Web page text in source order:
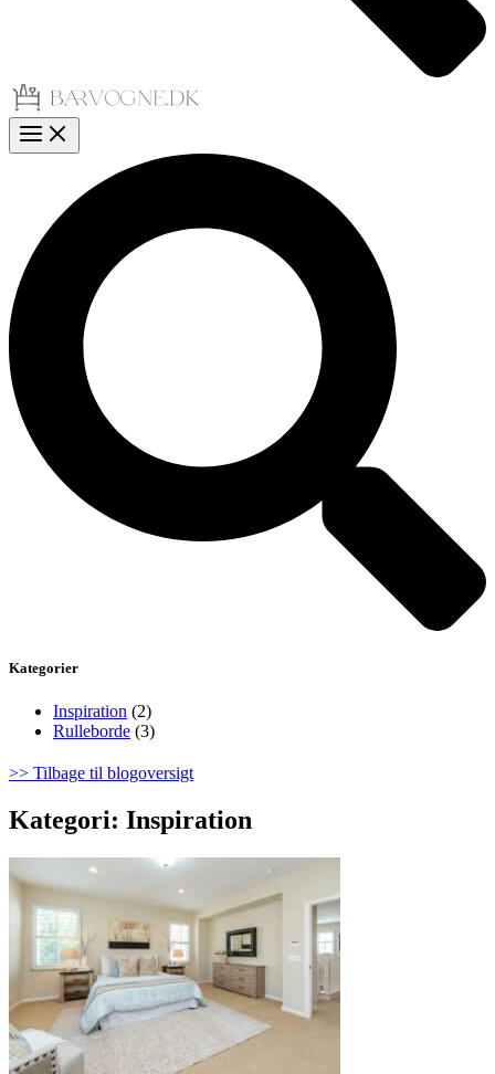
Kategorier
Inspiration (2)
Rulleborde (3)
>> Tilbage til blogoversigt
Kategori: Inspiration